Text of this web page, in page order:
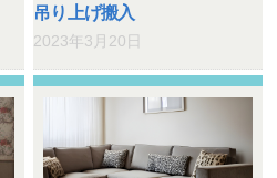
吊り上げ搬入
2023年3月20日